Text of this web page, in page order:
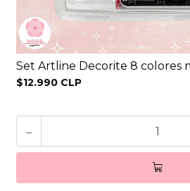
Set Artline Decorite 8 colores
$12.990 CLP
-